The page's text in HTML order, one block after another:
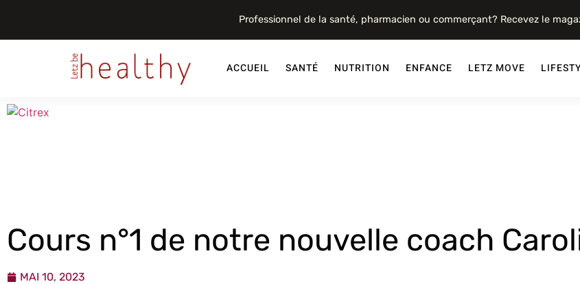
Professionnel de la santé, pharmacien ou commerçant? Recevez le
ACCUEIL SANTÉ NUTRITION ENFANCE LETZ MOVE
Cours n°1 de notre nouvelle coach
MAI 10, 2023